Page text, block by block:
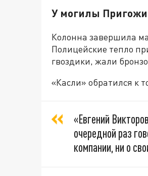
У могилы
Колонна завершила
Полицейские тепло
гвоздики, жали
«Касли» обратился к
«Евгений
очередной раз
компании, ни о